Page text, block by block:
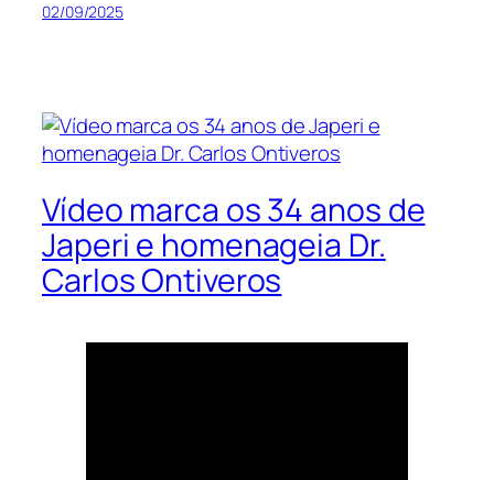
02/09/2025
Vídeo marca os 34 anos de
Japeri e homenageia Dr.
Carlos Ontiveros